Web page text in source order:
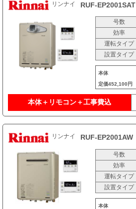
リンナイ RUF-EP2001SAT
号数
効率
運転タイプ
設置タイプ
本体
定価452,100円
本体＋リモコン＋工事費込
リンナイ RUF-EP2001AW
号数
効率
運転タイプ
設置タイプ
本体